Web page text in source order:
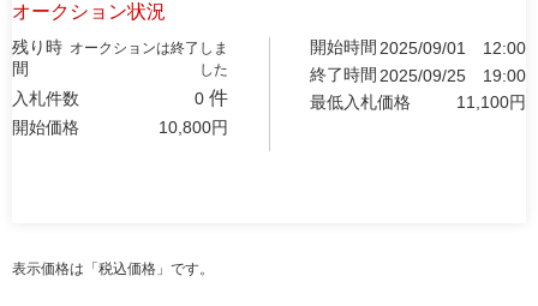
オークション状況
残り時
間
オークションは終了しま
した
入札件数 0 件
開始価格 10,800円
開始時間 2025/09/01
12:00
終了時間 2025/09/25
19:00
最低入札価格
11,100円
表示価格は「税込価格」です。